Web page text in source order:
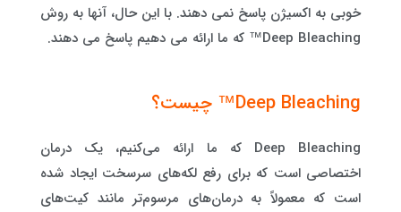
خوبی به اکسیژن پاسخ نمی دهند. با این حال، آنها به روش
Deep Bleaching™ که ما ارائه می دهیم پاسخ می دهند.
Deep Bleaching™ چیست؟
Deep Bleaching که ما ارائه می‌کنیم، یک درمان
اختصاصی است که برای رفع لکه‌های سرسخت ایجاد شده
است که معمولاً به درمان‌های مرسوم‌تر مانند کیت‌های